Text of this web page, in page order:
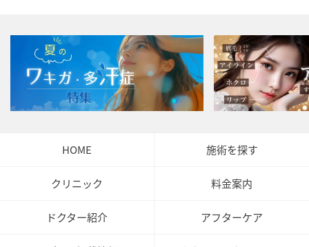
HOME 施術を探す
クリニック 料金案内
ドクター紹介 アフターケア